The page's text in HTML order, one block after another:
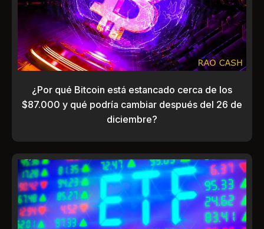
¿Por qué Bitcoin está estancado cerca de los
$87.000 y qué podría cambiar después del 26 de
diciembre?